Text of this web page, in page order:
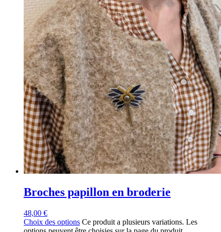
Broches papillon en broderie
48,00 €
Choix des options Ce produit a plusieurs variations. Les